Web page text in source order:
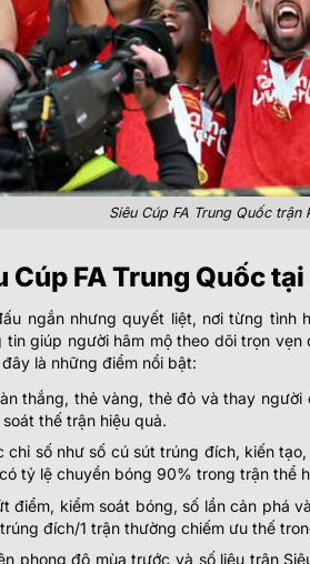
Siêu Cúp FA Trung Quốc trận
Cúp FA Trung Quốc
ngắn nhưng quyết liệt, nơi từng
giúp người hâm mộ theo dõi trọn
là những điểm nổi bật:
thắng, thẻ vàng, thẻ đỏ và thay
thế trận hiệu quả.
chỉ số như số cú sút trúng đích, kiến
tỷ lệ chuyền bóng 90% trong trận thể
điểm, kiểm soát bóng, số lần cản phá
đích/1 trận thường chiếm ưu thế
phong độ mùa trước và số liệu trận